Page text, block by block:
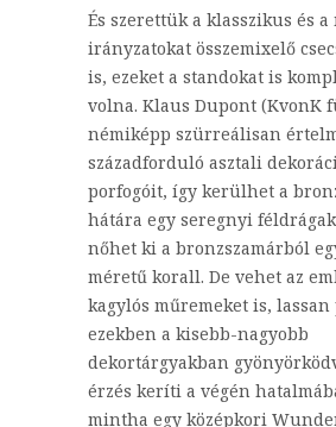
És szerettük a klasszikus és a
irányzatokat összemixelő
is, ezeket a standokat is
volna. Klaus Dupont (KvonK
némiképp szürreálisan
századforduló asztali
porfogóit, így kerülhet a
hátára egy seregnyi
nőhet ki a bronzszamárból
méretű korall. De vehet az
kagylós műremeket is, lassan
ezekben a kisebb-nagyobb
dekortárgyakban
érzés keríti a végén
mintha egy középkori